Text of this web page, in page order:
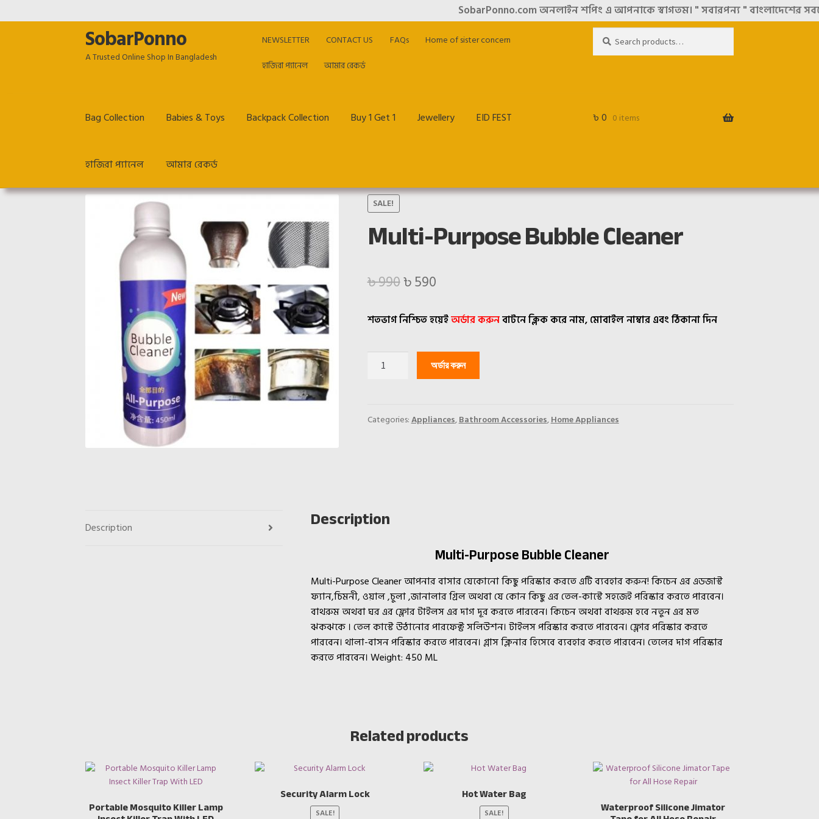
SobarPonno.com অনলাইন শপিং এ আপনাকে স্বাগতম। " সবারপন্য " বাংলাদেশের সবচেয়ে
Skip
to
navigation
Skip
to
content
SobarPonno
A Trusted Online Shop In Bangladesh
NEWSLETTER CONTACT US FAQs
Home of sister concern
হাজিরা প্যানেল
আমার রেকর্ড
for:
Bag Collection Babies & Toys Backpack Collection Buy 1 Get 1 Jewellery EID FEST
হাজিরা প্যানেল আমার রেকর্ড
Checkout My account
Return & Refund policy TERM & CONDITIONSআমার রেকর্ডহাজিরা প্যানেল
৳0 0 items
SALE!
Multi-Purpose Bubble Cleaner
৳990Original
was:
৳ 990.
৳590Current
is:
৳ 590.
শতভাগ নিশ্চিত হয়েইঅর্ডার করুনবাটনে ক্লিক করে নাম, মোবাইল নাম্বার এবং ঠিকানা দিন
Multi-
Purpose
quantity
অর্ডার করুন
Categories:Appliances,Bathroom Accessories,Home Appliances
Description Description
Multi-Purpose Bubble Cleaner
Multi-Purpose Cleaner আপনার বাসার যেকোনো কিছু পরিস্কার করতে এটি ব্যবহার করুন! কিচেন এর এডজাস্ট
ফ্যান,চিমনী, ওয়াল ,চুলা ,জানালার গ্রিল অথবা যে কোন কিছু এর তেল-কাস্টে সহজেই পরিস্কার করতে পারবেন।
বাথরুম অথবা ঘর এর ফ্লোর টাইলস এর দাগ দূর করতে পারবেন। কিচেন অথবা বাথরুম হবে নতুন এর মত
ঝকঝকে । তেল কাস্টে উঠানোর পারফেক্ট সলিউশন। টাইলস পরিস্কার করতে পারবেন। ফ্লোর পরিস্কার করতে
পারবেন। থালা-বাসন পরিস্কার করতে পারবেন। গ্লাস ক্লিনার হিসেবে ব্যবহার করতে পারবেন। তেলের দাগ পরিস্কার
করতে পারবেন। Weight: 450 ML
Related products
Portable Mosquito Killer Lamp
Security Alarm Lock
SALE!
Hot Water Bag
SALE! Waterproof Silicone Jimator